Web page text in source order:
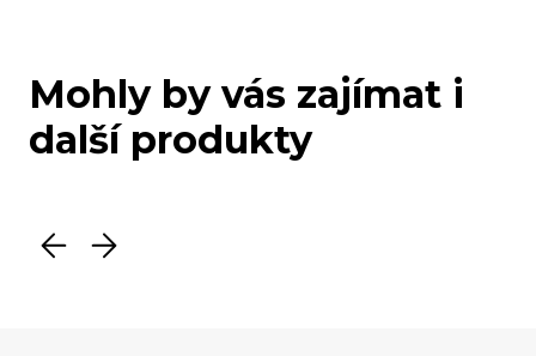
Mohly by vás zajímat i
další produkty